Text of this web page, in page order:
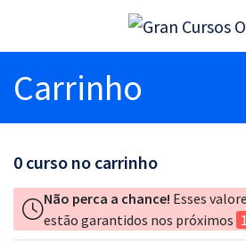
Carrinho
0 curso no carrinho
Não perca a chance! Esses
estão garantidos nos próximos